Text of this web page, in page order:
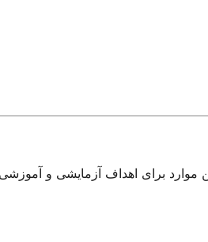
برای اهداف آزمایشی و آموزشی